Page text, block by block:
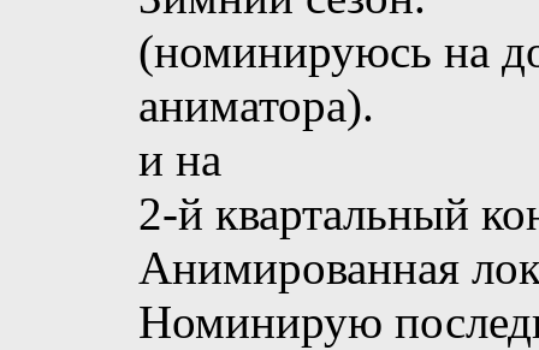
(номинируюсь на
аниматора).
и на
2-й квартальный
Анимированная
Номинирую